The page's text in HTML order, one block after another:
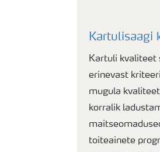
Kartulisaagi
Kartuli kvaliteet
erinevast
mugula
korralik
toiteainete